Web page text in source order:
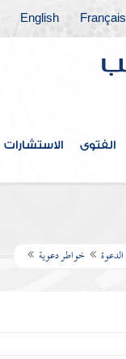
Français
English
الفتوى الاستشارات
الدعوة خواطـر دعوية